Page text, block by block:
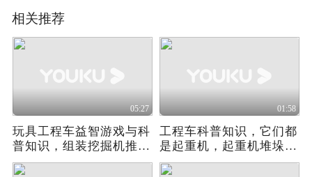
相关推荐
05:27
玩具工程车益智游戏与科
普知识，组装挖掘机推土
机起重机
01:58
工程车科普知识，它们都
是起重机，起重机堆垛机
抬升机